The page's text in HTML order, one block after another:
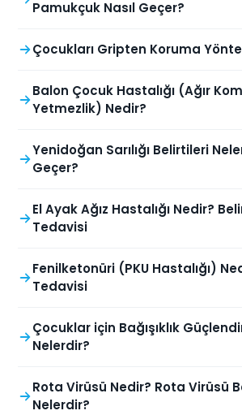
Pamukçuk Nasıl Geçer?
Çocukları Gripten Koruma
Balon Çocuk Hastalığı (Ağır
Yetmezlik) Nedir?
Yenidoğan Sarılığı Belirtileri
Geçer?
El Ayak Ağız Hastalığı Nedir?
Tedavisi
Fenilketonüri (PKU Hastalığı)
Tedavisi
Çocuklar için Bağışıklık
Nelerdir?
Rota Virüsü Nedir? Rota Virüsü
Nelerdir?